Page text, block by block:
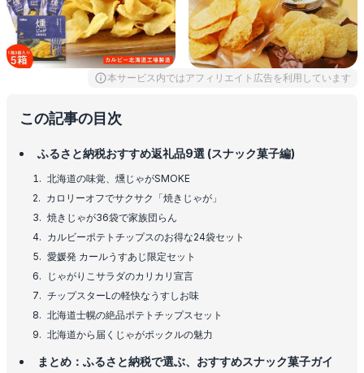
本サービス内ではアフィリエイト広告を利用しています
この記事の目次
ふるさと納税おすすめ返礼品9選 (スナック菓子編)
北海道の味覚、燻じゃがSMOKE
カロリーオフでサクサク「焼きじゃが」
焼きじゃが36袋で家族団らん
カルビーポテトチップスのお得な24袋セット
愛媛発 カールうすあじ限定セット
じゃがりこサラダのカリカリ宣言
チップスターLの軽快なうすしお味
北海道士幌の絶品ポテトチップスセット
北海道から届くじゃがポックルの魅力
まとめ：ふるさと納税で選ぶ、おすすめスナック菓子ガイ